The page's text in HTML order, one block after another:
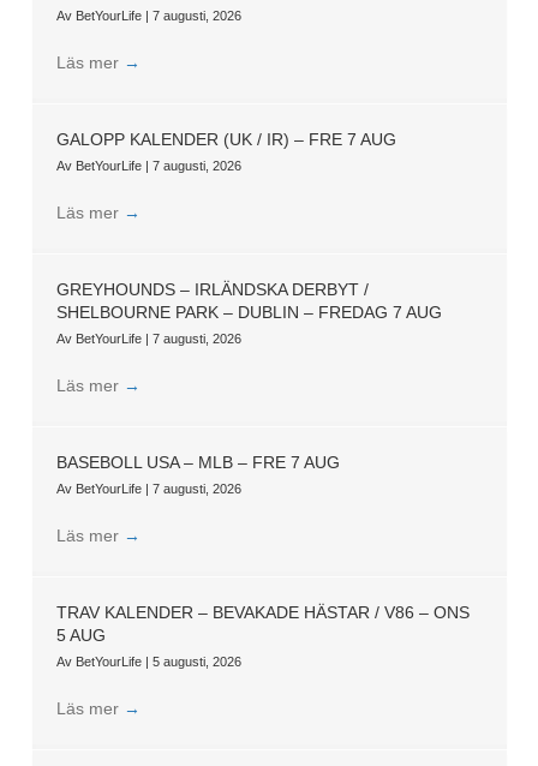
Av BetYourLife | 7 augusti, 2026
Läs mer →
GALOPP KALENDER (UK / IR) – FRE 7 AUG
Av BetYourLife | 7 augusti, 2026
Läs mer →
GREYHOUNDS – IRLÄNDSKA DERBYT /
SHELBOURNE PARK – DUBLIN – FREDAG 7 AUG
Av BetYourLife | 7 augusti, 2026
Läs mer →
BASEBOLL USA – MLB – FRE 7 AUG
Av BetYourLife | 7 augusti, 2026
Läs mer →
TRAV KALENDER – BEVAKADE HÄSTAR / V86 – ONS
5 AUG
Av BetYourLife | 5 augusti, 2026
Läs mer →